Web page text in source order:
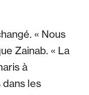
« Nous
Zainab. « La
à
les